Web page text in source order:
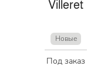
Villeret
Новые
Под заказ